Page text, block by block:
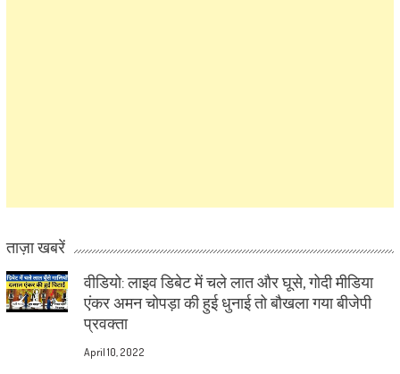
ताज़ा खबरें
वीडियो: लाइव डिबेट में चले लात और घूसे, गोदी मीडिया
एंकर अमन चोपड़ा की हुई धुनाई तो बौखला गया बीजेपी
प्रवक्ता
April 10, 2022